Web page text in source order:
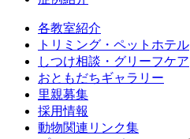
各教室紹介
トリミング・ペットホテル
しつけ相談・グリーフケア
おともだちギャラリー
里親募集
採用情報
動物関連リンク集